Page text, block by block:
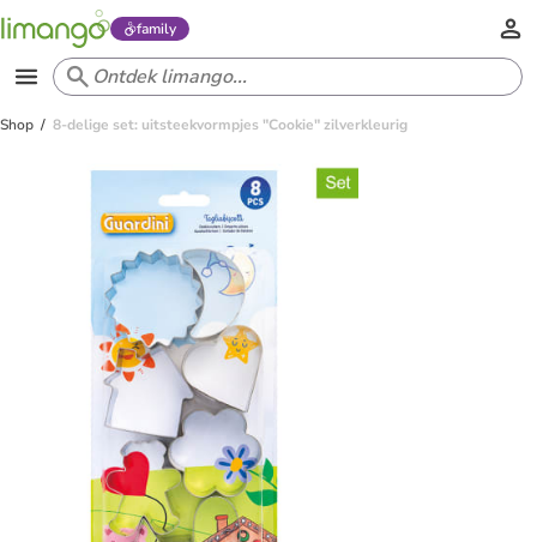
family
Shop 8-delige set: uitsteekvormpjes "Cookie" zilverkleurig